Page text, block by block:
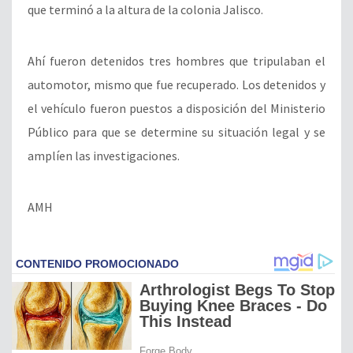
que terminó a la altura de la colonia Jalisco.
Ahí fueron detenidos tres hombres que tripulaban el
automotor, mismo que fue recuperado. Los detenidos y
el vehículo fueron puestos a disposición del Ministerio
Público para que se determine su situación legal y se
amplíen las investigaciones.
AMH